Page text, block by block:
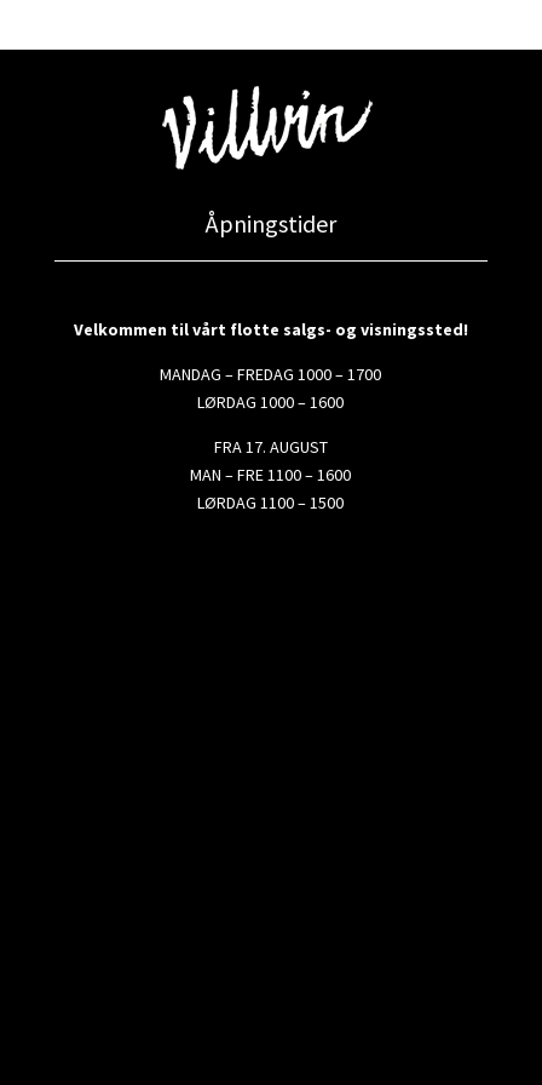
Åpningstider
Velkommen til vårt flotte salgs- og visningssted!
MANDAG – FREDAG 1000 – 1700
LØRDAG 1000 – 1600
FRA 17. AUGUST
MAN – FRE 1100 – 1600
LØRDAG 1100 – 1500